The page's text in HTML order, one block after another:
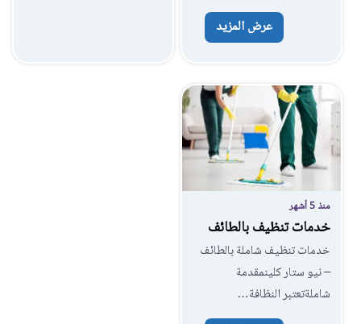
عرض المزيد
منذ 5 أشهر
خدمات تنظيف بالطائف
خدمات تنظيف شاملة بالطائف
– نيو ستار كلينمقدمة
شاملةتعتبر النظافة…